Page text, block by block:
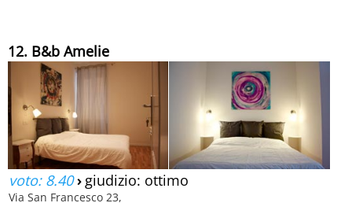
12. B&b Amelie
voto: 8.40› giudizio: ottimo
Via San Francesco 23,